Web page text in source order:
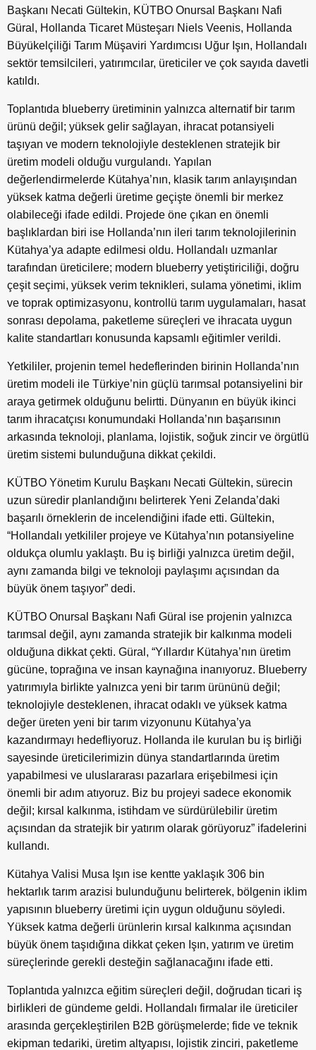
Başkanı Necati Gültekin, KÜTBO Onursal Başkanı Nafi
Güral, Hollanda Ticaret Müsteşarı Niels Veenis, Hollanda
Büyükelçiliği Tarım Müşaviri Yardımcısı Uğur Işın, Hollandalı
sektör temsilcileri, yatırımcılar, üreticiler ve çok sayıda davetli
katıldı.
Toplantıda blueberry üretiminin yalnızca alternatif bir tarım
ürünü değil; yüksek gelir sağlayan, ihracat potansiyeli
taşıyan ve modern teknolojiyle desteklenen stratejik bir
üretim modeli olduğu vurgulandı. Yapılan
değerlendirmelerde Kütahya’nın, klasik tarım anlayışından
yüksek katma değerli üretime geçişte önemli bir merkez
olabileceği ifade edildi. Projede öne çıkan en önemli
başlıklardan biri ise Hollanda’nın ileri tarım teknolojilerinin
Kütahya’ya adapte edilmesi oldu. Hollandalı uzmanlar
tarafından üreticilere; modern blueberry yetiştiriciliği, doğru
çeşit seçimi, yüksek verim teknikleri, sulama yönetimi, iklim
ve toprak optimizasyonu, kontrollü tarım uygulamaları, hasat
sonrası depolama, paketleme süreçleri ve ihracata uygun
kalite standartları konusunda kapsamlı eğitimler verildi.
Yetkililer, projenin temel hedeflerinden birinin Hollanda’nın
üretim modeli ile Türkiye’nin güçlü tarımsal potansiyelini bir
araya getirmek olduğunu belirtti. Dünyanın en büyük ikinci
tarım ihracatçısı konumundaki Hollanda’nın başarısının
arkasında teknoloji, planlama, lojistik, soğuk zincir ve örgütlü
üretim sistemi bulunduğuna dikkat çekildi.
KÜTBO Yönetim Kurulu Başkanı Necati Gültekin, sürecin
uzun süredir planlandığını belirterek Yeni Zelanda’daki
başarılı örneklerin de incelendiğini ifade etti. Gültekin,
“Hollandalı yetkililer projeye ve Kütahya’nın potansiyeline
oldukça olumlu yaklaştı. Bu iş birliği yalnızca üretim değil,
aynı zamanda bilgi ve teknoloji paylaşımı açısından da
büyük önem taşıyor” dedi.
KÜTBO Onursal Başkanı Nafi Güral ise projenin yalnızca
tarımsal değil, aynı zamanda stratejik bir kalkınma modeli
olduğuna dikkat çekti. Güral, “Yıllardır Kütahya’nın üretim
gücüne, toprağına ve insan kaynağına inanıyoruz. Blueberry
yatırımıyla birlikte yalnızca yeni bir tarım ürününü değil;
teknolojiyle desteklenen, ihracat odaklı ve yüksek katma
değer üreten yeni bir tarım vizyonunu Kütahya’ya
kazandırmayı hedefliyoruz. Hollanda ile kurulan bu iş birliği
sayesinde üreticilerimizin dünya standartlarında üretim
yapabilmesi ve uluslararası pazarlara erişebilmesi için
önemli bir adım atıyoruz. Biz bu projeyi sadece ekonomik
değil; kırsal kalkınma, istihdam ve sürdürülebilir üretim
açısından da stratejik bir yatırım olarak görüyoruz” ifadelerini
kullandı.
Kütahya Valisi Musa Işın ise kentte yaklaşık 306 bin
hektarlık tarım arazisi bulunduğunu belirterek, bölgenin iklim
yapısının blueberry üretimi için uygun olduğunu söyledi.
Yüksek katma değerli ürünlerin kırsal kalkınma açısından
büyük önem taşıdığına dikkat çeken Işın, yatırım ve üretim
süreçlerinde gerekli desteğin sağlanacağını ifade etti.
Toplantıda yalnızca eğitim süreçleri değil, doğrudan ticari iş
birlikleri de gündeme geldi. Hollandalı firmalar ile üreticiler
arasında gerçekleştirilen B2B görüşmelerde; fide ve teknik
ekipman tedariki, üretim altyapısı, lojistik zinciri, paketleme